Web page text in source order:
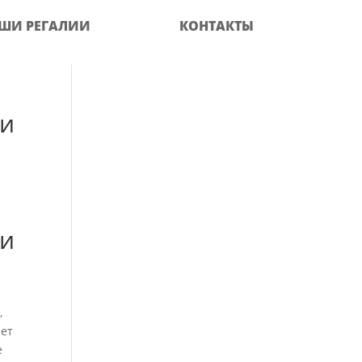
РЕГАЛИИ КОНТАКТЫ
,